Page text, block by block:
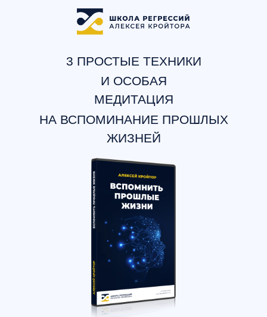
И ОСОБАЯ
МЕДИТАЦИЯ
НА ВСПОМИНАНИЕ ПРОШЛЫХ
ЖИЗНЕЙ
3 ПРОСТЫЕ ТЕХНИКИ